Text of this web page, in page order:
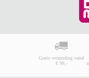
Gratis verzending vanaf
€ 99,-